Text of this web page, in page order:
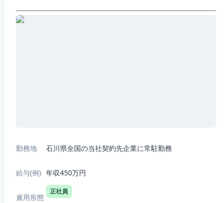
勤務地 石川県全国の当社契約先企業に常駐勤務
給与(例) 年収450万円
雇用形態
正社員